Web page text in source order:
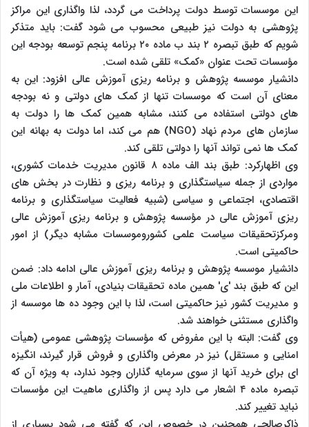
این موسسات توسط دولت پرداخت می گردد، لذا واگذاری این مراکز
پژوهشی به دولت نیز طبیعی محسوب می شود گفت: باید متذکر
شویم که طبق تبصره ۲ بند ب ماده ۲۰ برنامه پنجم توسعه بودجه این
مؤسسات تحت عنوان «کمک» تلقی شده است.
دانشیار موسسه پژوهش و برنامه ریزی آموزش عالی افزود: این به
معنای آن است که موسسات تنها از کمک های دولتی و نه بودجه
های دولتی استفاده می کنند، مشابه همین کمک ها را دولت به
سازمان های مردم نهاد (NGO) هم می کند، اما دولت به بهانه این
کمک ها نمی تواند آنها را دولتی تلقی کند.
وی اظهارکرد: طبق بند الف ماده ۸ قانون مدیریت خدمات کشوری،
مواردی از جمله سیاستگذاری و برنامه ریزی و نظارت در بخش های
اقتصادی، اجتماعی و سیاسی (شبیه فعالیت سیاستگذاری و برنامه
ریزی آموزش عالی در مؤسسه پژوهش و برنامه ریزی آموزش عالی
ومرکزتحقیقات سیاست علمی کشوروموسسات مشابه دیگر) از امور
حاکمیتی است.
دانشیار موسسه پژوهش و برنامه ریزی آموزش عالی ادامه داد: ضمن
این که طبق بند 'ی' همین ماده تحقیقات بنیادی، آمار و اطلاعات ملی
و مدیریت کشور نیز حاکمیتی است، لذا با این وجود ده ها موسسه از
واگذاری مستثنی خواهند شد.
وی گفت: البته با این مفروض که مؤسسات پژوهشی عمومی (هیأت
امنایی و مستقل) نیز در معرض واگذاری و فروش قرار گیرند، انگیزه
ای برای خرید آنها از سوی سرمایه گذاران وجود ندارد، به ویژه آن که
تبصره ماده ۴ اشعار می دارد پس از واگذاری ماهیت این مؤسسات
نباید تغییر کند.